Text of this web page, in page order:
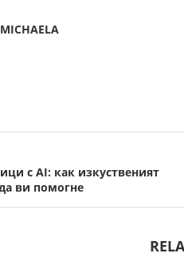
MICHAELA
с AI: как изкуственият
ви помогне